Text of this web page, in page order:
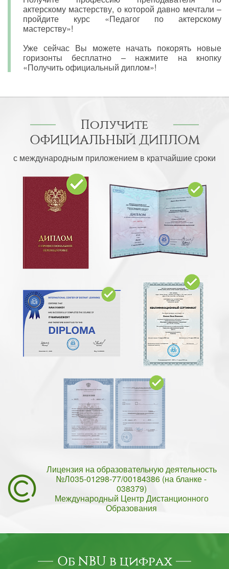
актерскому мастерству, о которой давно мечтали –
пройдите курс «Педагог по актерскому
мастерству»!
Уже сейчас Вы можете начать покорять новые
горизонты бесплатно – нажмите на кнопку
«Получить официальный диплом»!
Получите
ОФИЦИАЛЬНЫЙ ДИПЛОМ
с международным приложением в кратчайшие сроки
Лицензия на образовательную деятельность
№Л035-01298-77/00184386 (на бланке -
038379)
Международный Центр Дистанционного
Образования
Об NBU в цифрах